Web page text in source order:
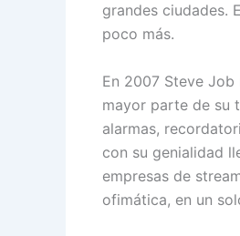
grandes ciudades.
poco más.
En 2007 Steve
mayor parte de su
alarmas,
con su genialidad
empresas de
ofimática, en un